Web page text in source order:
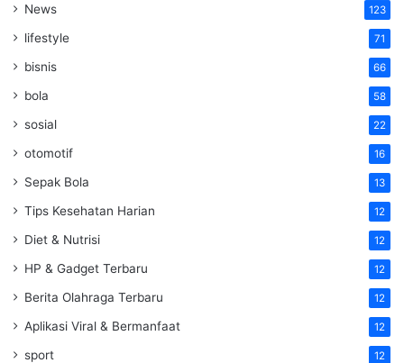
News 123
lifestyle 71
bisnis 66
bola 58
sosial 22
otomotif 16
Sepak Bola 13
Tips Kesehatan Harian 12
Diet & Nutrisi 12
HP & Gadget Terbaru 12
Berita Olahraga Terbaru 12
Aplikasi Viral & Bermanfaat 12
sport 12